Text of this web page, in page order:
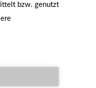
bzw. genutzt